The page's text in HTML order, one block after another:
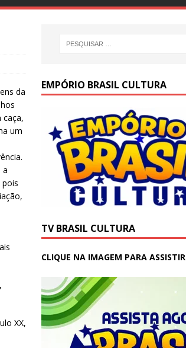
da
caça,
um
a
pois
XX,
EMPÓRIO BRASIL CULTURA
TV BRASIL CULTURA
CLIQUE NA IMAGEM PARA ASSISTIR